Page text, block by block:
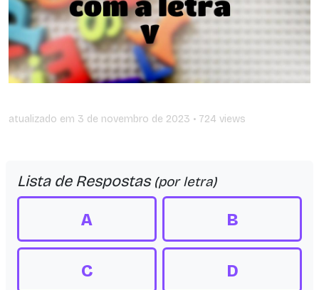
atualizado em 3 de novembro de 2023 • 724 views
Lista de Respostas (por letra)
A B
C D